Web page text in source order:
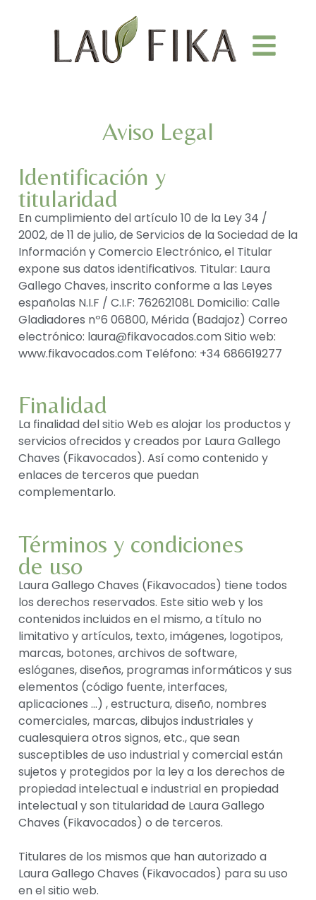
Aviso Legal
Identificación y
titularidad
En cumplimiento del artículo 10 de la Ley 34 /
2002, de 11 de julio, de Servicios de la Sociedad de la
Información y Comercio Electrónico, el Titular
expone sus datos identificativos. Titular: Laura
Gallego Chaves, inscrito conforme a las Leyes
españolas N.I.F / C.I.F: 76262108L Domicilio: Calle
Gladiadores nº6 06800, Mérida (Badajoz) Correo
electrónico: laura@fikavocados.com Sitio web:
www.fikavocados.com Teléfono: +34 686619277
Finalidad
La finalidad del sitio Web es alojar los productos y
servicios ofrecidos y creados por Laura Gallego
Chaves (Fikavocados). Así como contenido y
enlaces de terceros que puedan
complementarlo.
Términos y condiciones
de uso
Laura Gallego Chaves (Fikavocados) tiene todos
los derechos reservados. Este sitio web y los
contenidos incluidos en el mismo, a título no
limitativo y artículos, texto, imágenes, logotipos,
marcas, botones, archivos de software,
eslóganes, diseños, programas informáticos y sus
elementos (código fuente, interfaces,
aplicaciones …) , estructura, diseño, nombres
comerciales, marcas, dibujos industriales y
cualesquiera otros signos, etc., que sean
susceptibles de uso industrial y comercial están
sujetos y protegidos por la ley a los derechos de
propiedad intelectual e industrial en propiedad
intelectual y son titularidad de Laura Gallego
Chaves (Fikavocados) o de terceros.
Titulares de los mismos que han autorizado a
Laura Gallego Chaves (Fikavocados) para su uso
en el sitio web.